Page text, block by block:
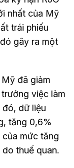
nhất của Mỹ
trái phiếu
gây ra một
đã giảm
việc làm
dữ liệu
tăng 0,6%
mức tăng
thuế quan.